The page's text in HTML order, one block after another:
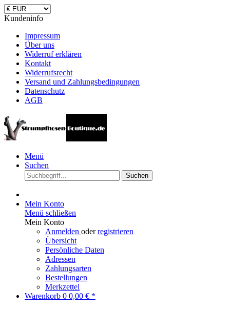
Kundeninfo
Impressum
Über uns
Widerruf erklären
Kontakt
Widerrufsrecht
Versand und Zahlungsbedingungen
Datenschutz
AGB
Menü
Suchen
Suchen
Mein Konto
Menü schließen
Mein Konto
Anmelden oderregistrieren
Übersicht
Persönliche Daten
Adressen
Zahlungsarten
Bestellungen
Merkzettel
Warenkorb 0 0,00 € *